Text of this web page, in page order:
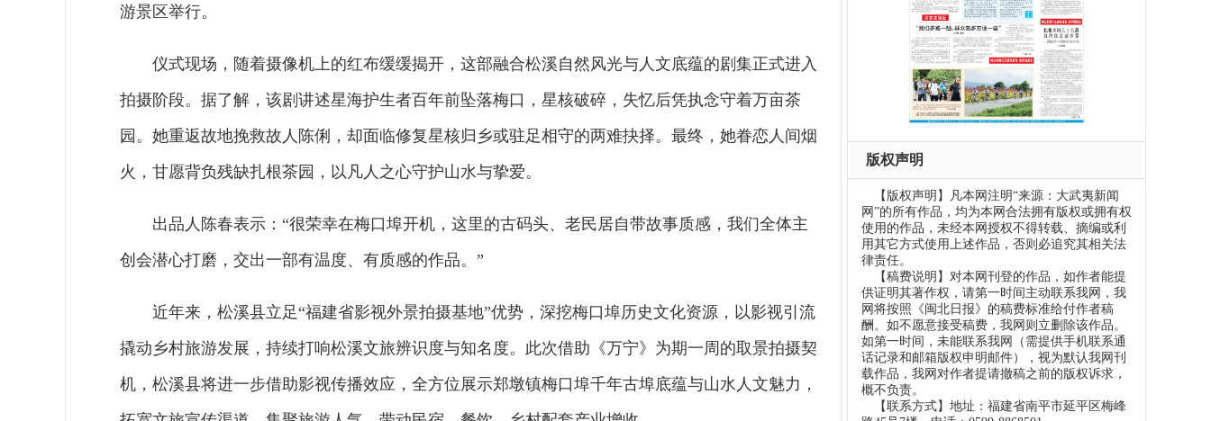
游景区举行。
仪式现场，随着摄像机上的红布缓缓揭开，这部融合松溪自然风光与人文底蕴的剧集正式进入
拍摄阶段。据了解，该剧讲述星海护生者百年前坠落梅口，星核破碎，失忆后凭执念守着万亩茶
园。她重返故地挽救故人陈俐，却面临修复星核归乡或驻足相守的两难抉择。最终，她眷恋人间烟
火，甘愿背负残缺扎根茶园，以凡人之心守护山水与挚爱。
出品人陈春表示：“很荣幸在梅口埠开机，这里的古码头、老民居自带故事质感，我们全体主
创会潜心打磨，交出一部有温度、有质感的作品。”
近年来，松溪县立足“福建省影视外景拍摄基地”优势，深挖梅口埠历史文化资源，以影视引流
撬动乡村旅游发展，持续打响松溪文旅辨识度与知名度。此次借助《万宁》为期一周的取景拍摄契
机，松溪县将进一步借助影视传播效应，全方位展示郑墩镇梅口埠千年古埠底蕴与山水人文魅力，
版权声明
【版权声明】凡本网注明“来源：大武夷新闻
网”的所有作品，均为本网合法拥有版权或拥有权
使用的作品，未经本网授权不得转载、摘编或利
用其它方式使用上述作品，否则必追究其相关法
律责任。
【稿费说明】对本网刊登的作品，如作者能提
供证明其著作权，请第一时间主动联系我网，我
网将按照《闽北日报》的稿费标准给付作者稿
酬。如不愿意接受稿费，我网则立删除该作品。
如第一时间，未能联系我网（需提供手机联系通
话记录和邮箱版权申明邮件），视为默认我网刊
载作品，我网对作者提请撤稿之前的版权诉求，
概不负责。
【联系方式】地址：福建省南平市延平区梅峰